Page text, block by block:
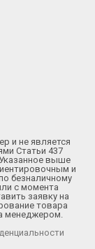
и не является
Статьи 437
выше
и
безналичному
с момента
заявку на
товара
менеджером.